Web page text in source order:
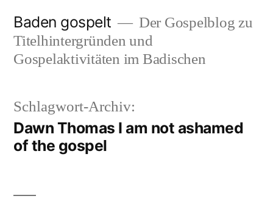
Inhalt
springen
Baden gospelt
Der Gospelblog zu
Titelhintergründen und
Gospelaktivitäten im Badischen
Schlagwort-Archiv:
Dawn Thomas I am not ashamed
of the gospel